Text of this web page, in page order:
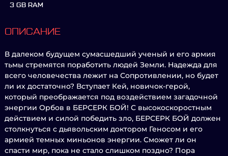
3 GB RAM
ОПИСАНИЕ
В далеком будущем сумасшедший ученый и его армия
тьмы стремятся поработить людей Земли. Надежда для
всего человечества лежит на Сопротивлении, но будет
ли их достаточно? Вступает Кей, новичок-герой,
который преображается под воздействием загадочной
энергии Орбов в БЕРСЕРК БОЙ! С высокоскоростным
действием и силой победить зло, БЕРСЕРК БОЙ должен
столкнуться с дьявольским доктором Геносом и его
армией темных миньонов энергии. Сможет ли он
спасти мир, пока не стало слишком поздно? Пора